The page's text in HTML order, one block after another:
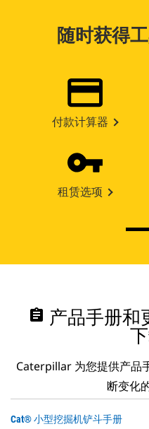
随时获得
付款计算器
租赁选项
assignment 产品手册和
Caterpillar 为您提供产品
断变化
Cat® 小型挖掘机铲斗手册